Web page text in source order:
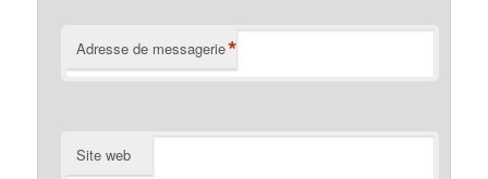
Adresse de messagerie*
Site web